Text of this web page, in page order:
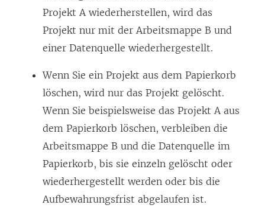
Projekt A wiederherstellen, wird das
Projekt nur mit der Arbeitsmappe B und
einer Datenquelle wiederhergestellt.
Wenn Sie ein Projekt aus dem Papierkorb
löschen, wird nur das Projekt gelöscht.
Wenn Sie beispielsweise das Projekt A aus
dem Papierkorb löschen, verbleiben die
Arbeitsmappe B und die Datenquelle im
Papierkorb, bis sie einzeln gelöscht oder
wiederhergestellt werden oder bis die
Aufbewahrungsfrist abgelaufen ist.